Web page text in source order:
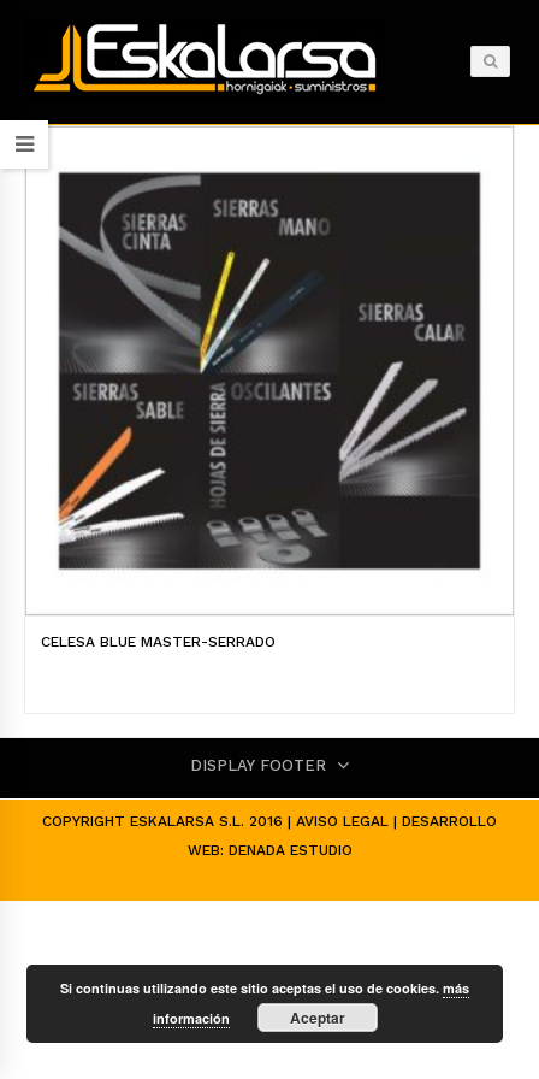
CELESA BLUE MASTER-SERRADO
DISPLAY FOOTER
COPYRIGHT ESKALARSA S.L. 2016 | AVISO LEGAL | DESARROLLO
WEB: DENADA ESTUDIO
Si continuas utilizando este sitio aceptas el uso de cookies.más
información
Aceptar